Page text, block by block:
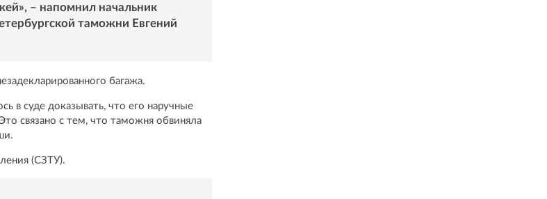
– напомнил начальник
таможни Евгений
багажа.
в суде доказывать, что его наручные
связано с тем, что таможня обвиняла
(СЗТУ).